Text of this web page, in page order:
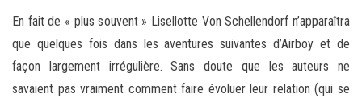
En fait de « plus souvent » Lisellotte Von Schellendorf n’apparaîtra
que quelques fois dans les aventures suivantes d’Airboy et de
façon largement irrégulière. Sans doute que les auteurs ne
savaient pas vraiment comment faire évoluer leur relation (qui se